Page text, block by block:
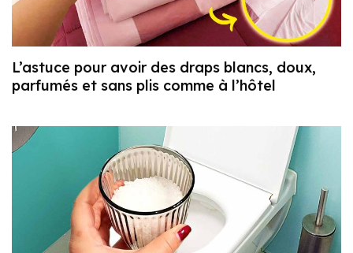
L’astuce pour avoir des draps blancs, doux,
parfumés et sans plis comme à l’hôtel